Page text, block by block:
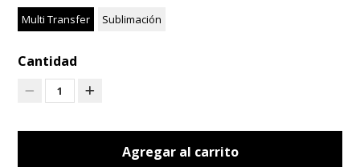
Multi Transfer Sublimación
Cantidad
1
Agregar al carrito